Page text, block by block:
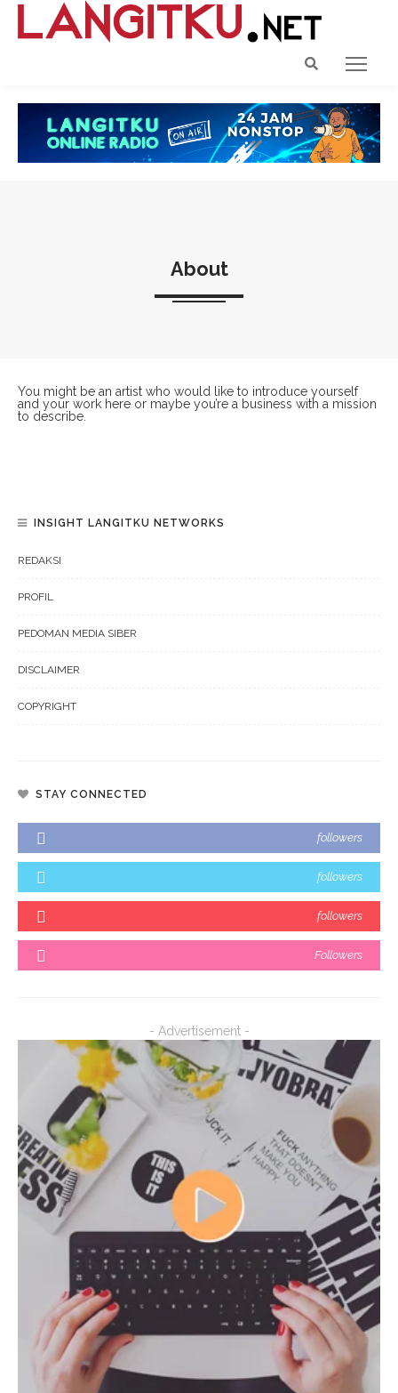
About
You might be an artist who would like to introduce yourself
and your work here or maybe you’re a business with a mission
to describe.
INSIGHT LANGITKU NETWORKS
REDAKSI
PROFIL
PEDOMAN MEDIA SIBER
DISCLAIMER
COPYRIGHT
STAY CONNECTED
followers
followers
followers
Followers
- Advertisement -